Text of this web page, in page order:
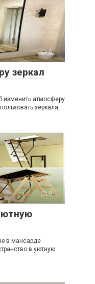
0
зеркал
изменить атмосферу
зеркала,
0
в мансарде
в уютную